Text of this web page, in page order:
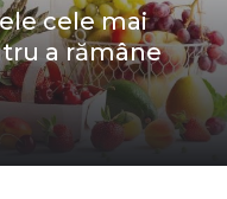
cele mai
a rămâne